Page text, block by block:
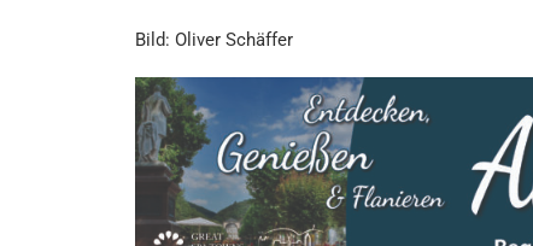
Bild: Oliver Schäffer